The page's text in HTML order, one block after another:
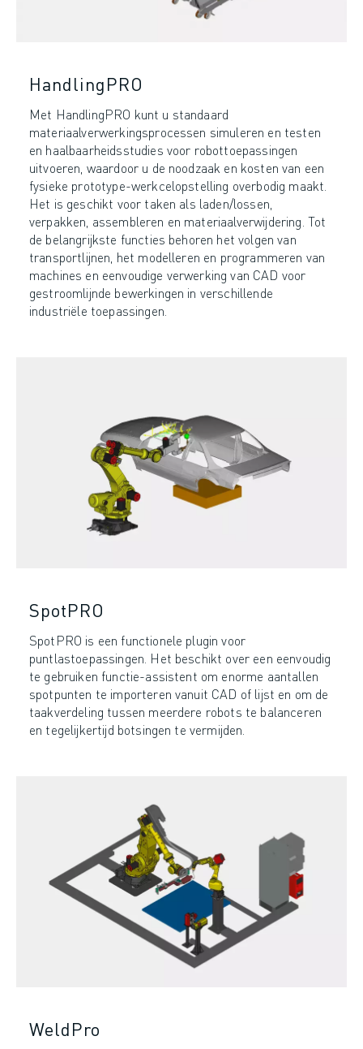
HandlingPRO
Met HandlingPRO kunt u standaard
materiaalverwerkingsprocessen simuleren en testen
en haalbaarheidsstudies voor robottoepassingen
uitvoeren, waardoor u de noodzaak en kosten van een
fysieke prototype-werkcelopstelling overbodig maakt.
Het is geschikt voor taken als laden/lossen,
verpakken, assembleren en materiaalverwijdering. Tot
de belangrijkste functies behoren het volgen van
transportlijnen, het modelleren en programmeren van
machines en eenvoudige verwerking van CAD voor
gestroomlijnde bewerkingen in verschillende
industriële toepassingen.
SpotPRO
SpotPRO is een functionele plugin voor
puntlastoepassingen. Het beschikt over een eenvoudig
te gebruiken functie-assistent om enorme aantallen
spotpunten te importeren vanuit CAD of lijst en om de
taakverdeling tussen meerdere robots te balanceren
en tegelijkertijd botsingen te vermijden.
WeldPro